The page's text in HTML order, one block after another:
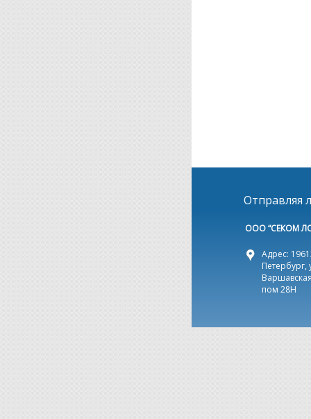
Отправляя
ООО “СЕКОМ
Адрес:
Петербург,
пом 28Н